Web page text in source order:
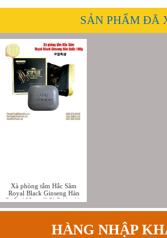
SẢN PHẨM ĐÃ
Xà phòng tắm Hắc Sâm
Royal Black Ginseng Hàn
Quốc 100g - 로얄흑삼 비누
100g
HÀNG NHẬP